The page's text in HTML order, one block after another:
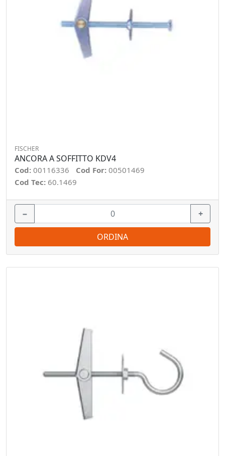
FISCHER
ANCORA A SOFFITTO KDV4
Cod: 00116336 Cod For: 00501469
Cod Tec: 60.1469
− +
ORDINA